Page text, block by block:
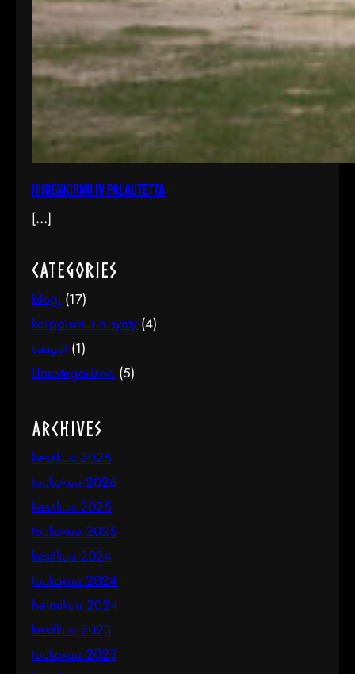
Hiidenkirnu IV palautetta
[…]
Categories
blogi (17)
korppisoturin synty(4)
saagat (1)
Uncategorized (5)
Archives
kesäkuu 2026
toukokuu 2026
kesäkuu 2025
toukokuu 2025
kesäkuu 2024
toukokuu 2024
helmikuu 2024
kesäkuu 2023
toukokuu 2023